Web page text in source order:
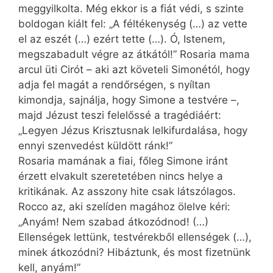
meggyilkolta. Még ekkor is a fiát védi, s szinte
boldogan kiált fel: „A féltékenység (…) az vette
el az eszét (…) ezért tette (…). Ó, Istenem,
megszabadult végre az átkától!” Rosaria mama
arcul üti Cirót – aki azt követeli Simonétól, hogy
adja fel magát a rendőrségen, s nyíltan
kimondja, sajnálja, hogy Simone a testvére –,
majd Jézust teszi felelőssé a tragédiáért:
„Legyen Jézus Krisztusnak lelkifurdalása, hogy
ennyi szenvedést küldött ránk!”
Rosaria mamának a fiai, főleg Simone iránt
érzett elvakult szeretetében nincs helye a
kritikának. Az asszony hite csak látszólagos.
Rocco az, aki szelíden magához ölelve kéri:
„Anyám! Nem szabad átkozódnod! (…)
Ellenségek lettünk, testvérekből ellenségek (…),
minek átkozódni? Hibáztunk, és most fizetnünk
kell, anyám!”